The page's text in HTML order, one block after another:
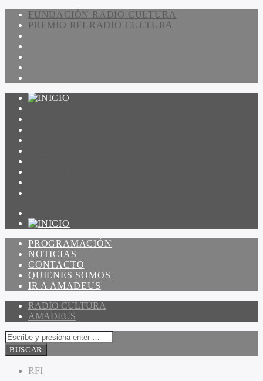
FUNDACIÓN RADIO CULTURA
PREMIO RFI-RADIO CULTURA
PROGRAMACIÓN
NOTICIAS
CONTACTO
QUIENES SOMOS
IR A AMADEUS
RADIO CULTURA
AMADEUS
RFI